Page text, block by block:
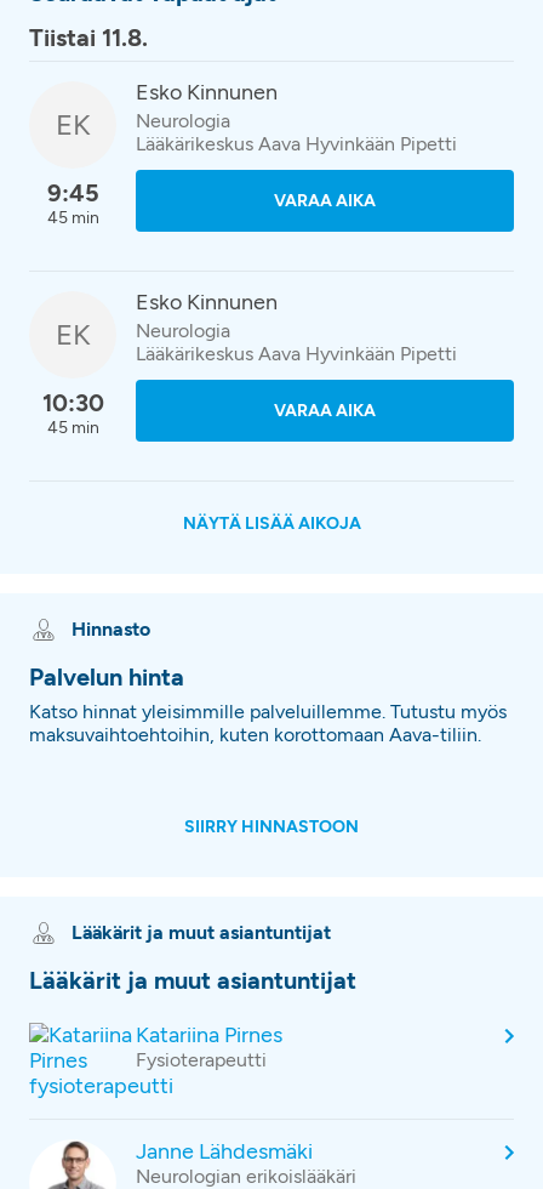
Tiistai 11.8.
EK
9:45
45 min
Esko Kinnunen
Neurologia
Lääkärikeskus Aava Hyvinkään Pipetti
VARAA AIKA
EK
10:30
45 min
Esko Kinnunen
Neurologia
Lääkärikeskus Aava Hyvinkään Pipetti
VARAA AIKA
NÄYTÄ LISÄÄ AIKOJA
Hinnasto
Palvelun hinta
Katso hinnat yleisimmille palveluillemme. Tutustu myös
maksuvaihtoehtoihin, kuten korottomaan Aava-tiliin.
SIIRRY HINNASTOON
Lääkärit ja muut asiantuntijat
Lääkärit ja muut asiantuntijat
Katariina Pirnes
Fysioterapeutti
Janne Lähdesmäki
Neurologian erikoislääkäri